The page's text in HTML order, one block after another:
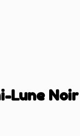
Lune